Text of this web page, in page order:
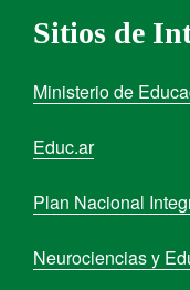
Sitios de
Ministerio de
Educ.ar
Plan Nacional
Neurociencias y